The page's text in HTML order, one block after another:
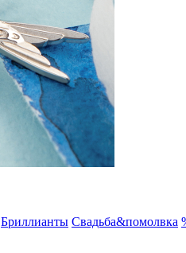
Бриллианты Свадьба&помолвка